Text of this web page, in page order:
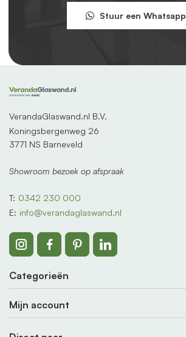
Stuur een Whatsapp
VerandaGlaswand.nl B.V.
Koningsbergenweg 26
3771 NS Barneveld
Showroom bezoek op afspraak
T: 0342 230 000
E: info@verandaglaswand.nl
Categorieën
Mijn account